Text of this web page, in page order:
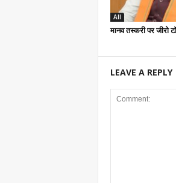
All
मानव तस्करी पर जीरो
LEAVE A REPLY